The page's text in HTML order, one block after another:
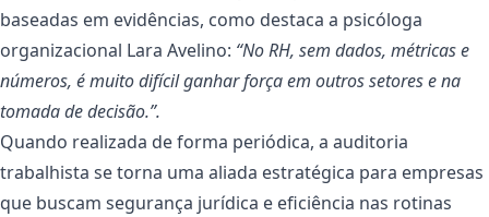
baseadas em evidências, como destaca a psicóloga
organizacional Lara Avelino: “No RH, sem dados, métricas e
números, é muito difícil ganhar força em outros setores e na
tomada de decisão.”.
Quando realizada de forma periódica, a auditoria
trabalhista se torna uma aliada estratégica para empresas
que buscam segurança jurídica e eficiência nas rotinas